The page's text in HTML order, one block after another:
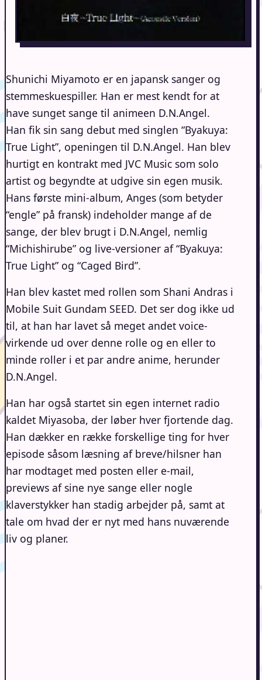
Shunichi Miyamoto er en japansk sanger og
stemmeskuespiller. Han er mest kendt for at
have sunget sange til animeen D.N.Angel.
Han fik sin sang debut med singlen “Byakuya:
True Light”, openingen til D.N.Angel. Han blev
hurtigt en kontrakt med JVC Music som solo
artist og begyndte at udgive sin egen musik.
Hans første mini-album, Anges (som betyder
“engle” på fransk) indeholder mange af de
sange, der blev brugt i D.N.Angel, nemlig
“Michishirube” og live-versioner af “Byakuya:
True Light” og “Caged Bird”.
Han blev kastet med rollen som Shani Andras i
Mobile Suit Gundam SEED. Det ser dog ikke ud
til, at han har lavet så meget andet voice-
virkende ud over denne rolle og en eller to
minde roller i et par andre anime, herunder
D.N.Angel.
Han har også startet sin egen internet radio
kaldet Miyasoba, der løber hver fjortende dag.
Han dækker en række forskellige ting for hver
episode såsom læsning af breve/hilsner han
har modtaget med posten eller e-mail,
previews af sine nye sange eller nogle
klaverstykker han stadig arbejder på, samt at
tale om hvad der er nyt med hans nuværende
liv og planer.